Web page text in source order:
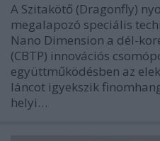
A Szitakötő (Dragonfly)
megalapozó speciális
Nano Dimension a dél-
(CBTP) innovációs
együttműködésben az
láncot igyekszik
helyi…